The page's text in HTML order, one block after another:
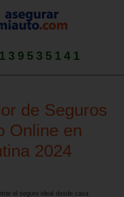
de Seguros
Online en
2024
el seguro ideal desde casa